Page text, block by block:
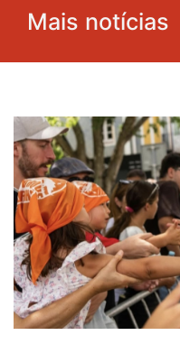
Mais notícias